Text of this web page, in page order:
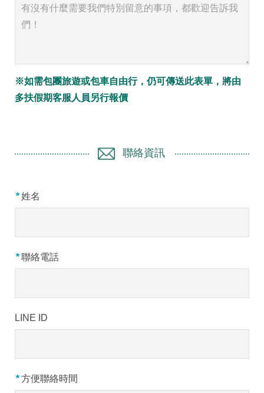
※如需包團旅遊或包車自由行，仍可傳送此表單，將由
多扶假期客服人員另行報價
聯絡資訊
*姓名
*聯絡電話
LINE ID
*方便聯絡時間